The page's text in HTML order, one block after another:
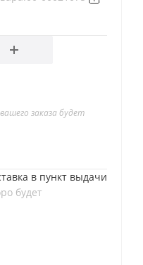
заказа будет
в пункт выдачи
будет